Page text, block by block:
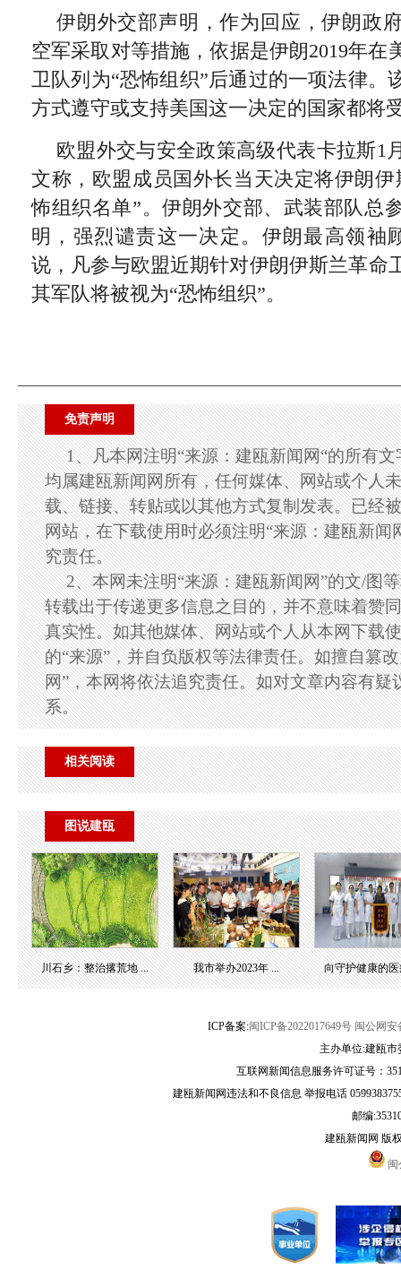
伊朗外交部声明，作为回应，伊朗政
空军采取对等措施，依据是伊朗2019年在
卫队列为“恐怖组织”后通过的一项法律。
方式遵守或支持美国这一决定的国家都将
欧盟外交与安全政策高级代表卡拉斯1
文称，欧盟成员国外长当天决定将伊朗
怖组织名单”。伊朗外交部、武装部队总
明，强烈谴责这一决定。伊朗最高领袖
说，凡参与欧盟近期针对伊朗伊斯兰革命
其军队将被视为“恐怖组织”。
免责声明
1、凡本网注明“来源：建瓯新闻网“的所有
均属建瓯新闻网所有，任何媒体、网站或个人
载、链接、转贴或以其他方式复制发表。已经
网站，在下载使用时必须注明“来源：建瓯新闻
究责任。
2、本网未注明“来源：建瓯新闻网”的文/图
转载出于传递更多信息之目的，并不意味着赞
真实性。如其他媒体、网站或个人从本网下载
的“来源”，并自负版权等法律责任。如擅自篡
网”，本网将依法追究责任。如对文章内容有疑
系。
相关阅读
图说建瓯
川石乡：整治撂荒地 ... 我市举办2023年 ... 向守护健康的医
ICP备案:闽ICP备2022017649号 闽公网安
主办单位:建瓯
互联网新闻信息服务许可证号：
建瓯新闻网违法和不良信息 举报电话
邮编
建瓯新闻网 版
闽